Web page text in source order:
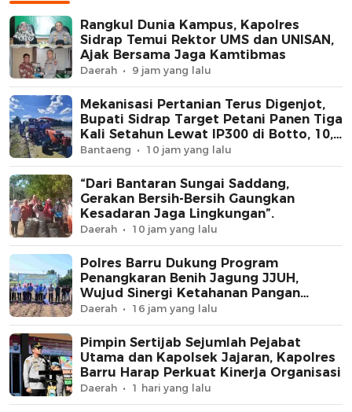
Rangkul Dunia Kampus, Kapolres
Sidrap Temui Rektor UMS dan UNISAN,
Ajak Bersama Jaga Kamtibmas
Daerah 9 jam yang lalu
Mekanisasi Pertanian Terus Digenjot,
Bupati Sidrap Target Petani Panen Tiga
Kali Setahun Lewat IP300 di Botto, 10,5
Hektare Sawah Langsung Diolah
dengan Rotavator dan Traktor
Bantaeng 10 jam yang lalu
“Dari Bantaran Sungai Saddang,
Gerakan Bersih-Bersih Gaungkan
Kesadaran Jaga Lingkungan”.
Daerah 10 jam yang lalu
Polres Barru Dukung Program
Penangkaran Benih Jagung JJUH,
Wujud Sinergi Ketahanan Pangan
Nasional
Daerah 16 jam yang lalu
Pimpin Sertijab Sejumlah Pejabat
Utama dan Kapolsek Jajaran, Kapolres
Barru Harap Perkuat Kinerja Organisasi
Daerah 1 hari yang lalu